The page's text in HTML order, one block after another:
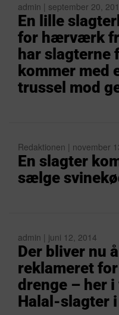
admin | september 20,
En lille
for hærværk
har slagterne
kommer med
trussel mod
Redaktionen | november
En slagter
sælge
admin | juni 12, 2014
Der bliver nu
reklameret
drenge – her
Halal-slagter